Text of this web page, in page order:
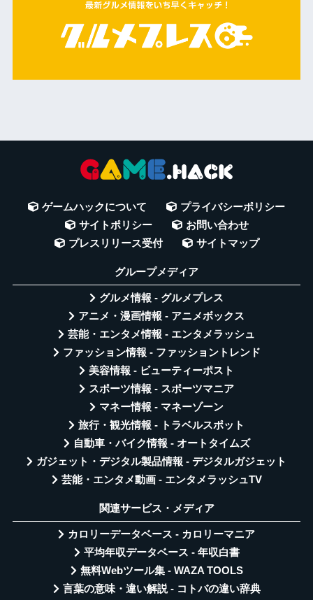
ゲームハックについて
プライバシーポリシー
サイトポリシー
お問い合わせ
プレスリリース受付
サイトマップ
グループメディア
グルメ情報 - グルメプレス
アニメ・漫画情報 - アニメボックス
芸能・エンタメ情報 - エンタメラッシュ
ファッション情報 - ファッショントレンド
美容情報 - ビューティーポスト
スポーツ情報 - スポーツマニア
マネー情報 - マネーゾーン
旅行・観光情報 - トラベルスポット
自動車・バイク情報 - オートタイムズ
ガジェット・デジタル製品情報 - デジタルガジェット
芸能・エンタメ動画 - エンタメラッシュTV
関連サービス・メディア
カロリーデータベース - カロリーマニア
平均年収データベース - 年収白書
無料Webツール集 - WAZA TOOLS
言葉の意味・違い解説 - コトバの違い辞典